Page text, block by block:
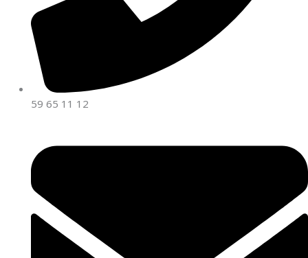
59 65 11 12